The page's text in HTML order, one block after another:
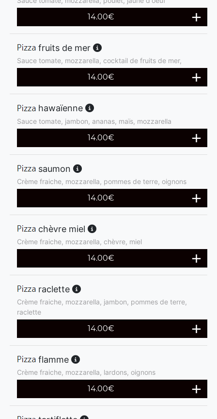
14.00€
fruits de mer
Sauce tomate, mozzarella, cocktail de fruits de mer,
14.00€
hawaïenne
Sauce tomate, jambon, ananas, maïs, mozzarella
14.00€
saumon
Crème fraiche, mozzarella, pommes de terre, oignons
14.00€
chèvre miel
Crème fraiche, mozzarella, chèvre, miel
14.00€
raclette
Crème fraiche, mozzarella, jambon, pommes de terre,
raclette
14.00€
flamme
Crème fraiche, mozzarella, lardons, oignons
14.00€